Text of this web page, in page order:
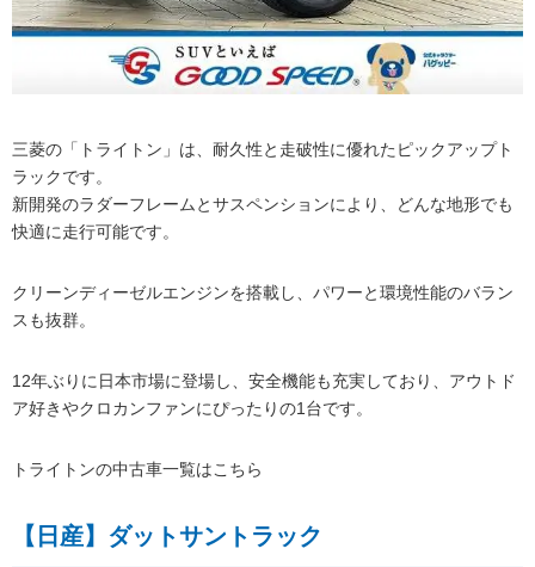
三菱の「トライトン」は、耐久性と走破性に優れたピックアップト
ラックです。
新開発のラダーフレームとサスペンションにより、どんな地形でも
快適に走行可能です。
クリーンディーゼルエンジンを搭載し、パワーと環境性能のバラン
スも抜群。
12年ぶりに日本市場に登場し、安全機能も充実しており、アウトド
ア好きやクロカンファンにぴったりの1台です。
トライトンの中古車一覧はこちら
【日産】ダットサントラック